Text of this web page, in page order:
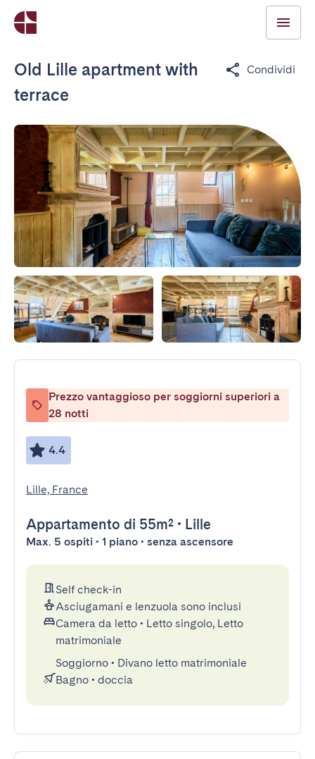
Old Lille apartment with
terrace
Condividi
Prezzo vantaggioso per soggiorni superiori a
28 notti
4.4
Lille, France
Appartamento di 55m² • Lille
Max. 5 ospiti • 1 piano • senza ascensore
Self check-in
Asciugamani e lenzuola sono inclusi
Camera da letto • Letto singolo, Letto
matrimoniale
Soggiorno • Divano letto matrimoniale
Bagno • doccia